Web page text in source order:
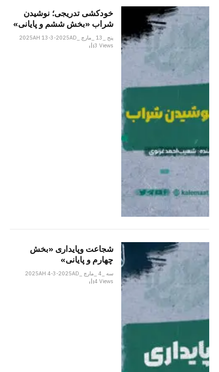
خودکشی تدریجی؛ نوشیدن
شراب «بخش ششم و پایانی»
پنج _13 _مارچ _2025AH 13-3-2025AD
3Views
شجاعت وپایداری «بخش
چهارم و پایانی»
سه _4 _مارچ _2025AH 4-3-2025AD
4Views